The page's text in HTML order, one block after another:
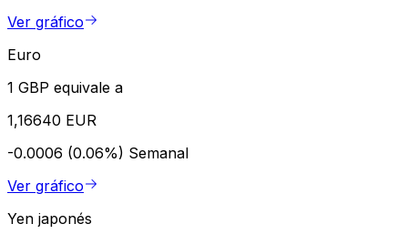
Ver gráfico
Euro
1 GBP equivale a
1,16640 EUR
-0.0006 (0.06%) Semanal
Ver gráfico
Yen japonés